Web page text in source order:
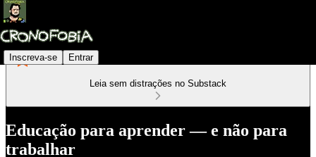
Inscreva-se Entrar
Leia sem distrações no Substack
Educação para aprender — e não para
trabalhar